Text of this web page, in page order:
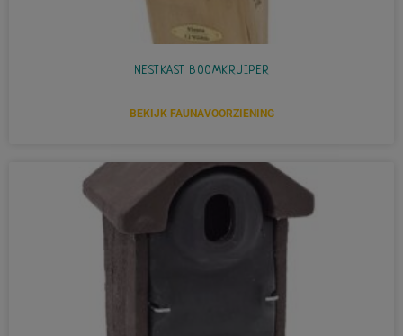
NESTKAST BOOMKRUIPER
BEKIJK FAUNAVOORZIENING